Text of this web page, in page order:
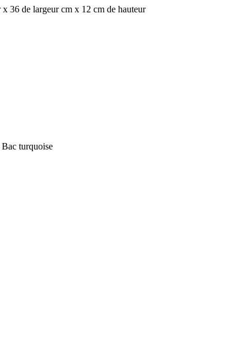
36 de largeur cm x 12 cm de hauteur
turquoise